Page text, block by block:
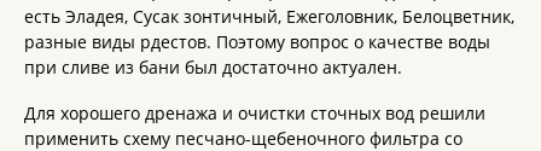
есть Эладея, Сусак зонтичный, Ежеголовник, Белоцветник,
разные виды рдестов. Поэтому вопрос о качестве воды
при сливе из бани был достаточно актуален.
Для хорошего дренажа и очистки сточных вод решили
применить схему песчано-щебеночного фильтра со